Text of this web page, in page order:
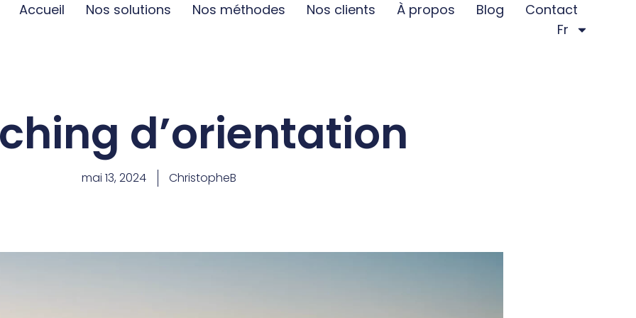
Accueil Nos solutions Nos méthodes Nos clients À propos Blog
Contact
Fr
d’orientation
mai 13, 2024 ChristopheB